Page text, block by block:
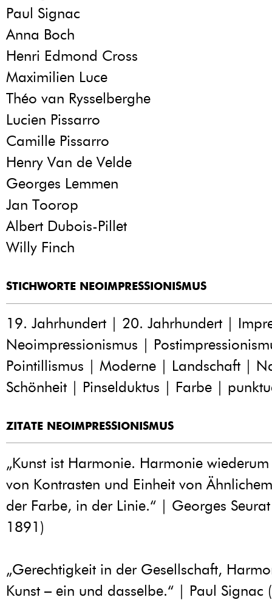
Paul Signac
Anna Boch
Henri Edmond Cross
Maximilien Luce
Théo van Rysselberghe
Lucien Pissarro
Camille Pissarro
Henry Van de Velde
Georges Lemmen
Jan Toorop
Albert Dubois-Pillet
Willy Finch
STICHWORTE NEOIMPRESSIONISMUS
19. Jahrhundert | 20. Jahrhundert |
Neoimpressionismus |
Pointillismus | Moderne | Landschaft |
Schönheit | Pinselduktus | Farbe |
ZITATE NEOIMPRESSIONISMUS
„Kunst ist Harmonie. Harmonie
von Kontrasten und Einheit von
der Farbe, in der Linie.“ | Georges
1891)
„Gerechtigkeit in der Gesellschaft,
Kunst – ein und dasselbe.“ | Paul Signac